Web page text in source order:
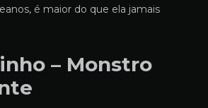
é maior do que ela jamais
– Monstro